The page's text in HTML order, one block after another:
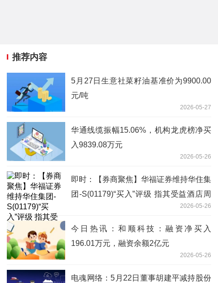
推荐内容
5月27日生意社菜籽油基准价为9900.00
元/吨
2026-05-27
华通线缆振幅15.06%，机构龙虎榜净买
入9839.08万元
2026-05-26
即时：【券商聚焦】华福证券维持华住集
团-S(01179)“买入”评级 指其受益酒店周
2026-05-26
今日热讯：和顺科技：融资净买入
196.01万元，融资余额2亿元
2026-05-26
电魂网络：5月22日董事胡建平减持股份